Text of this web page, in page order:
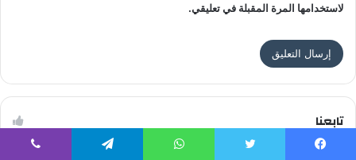
لاستخدامها المرة المقبلة في تعليقي.
تابعنا